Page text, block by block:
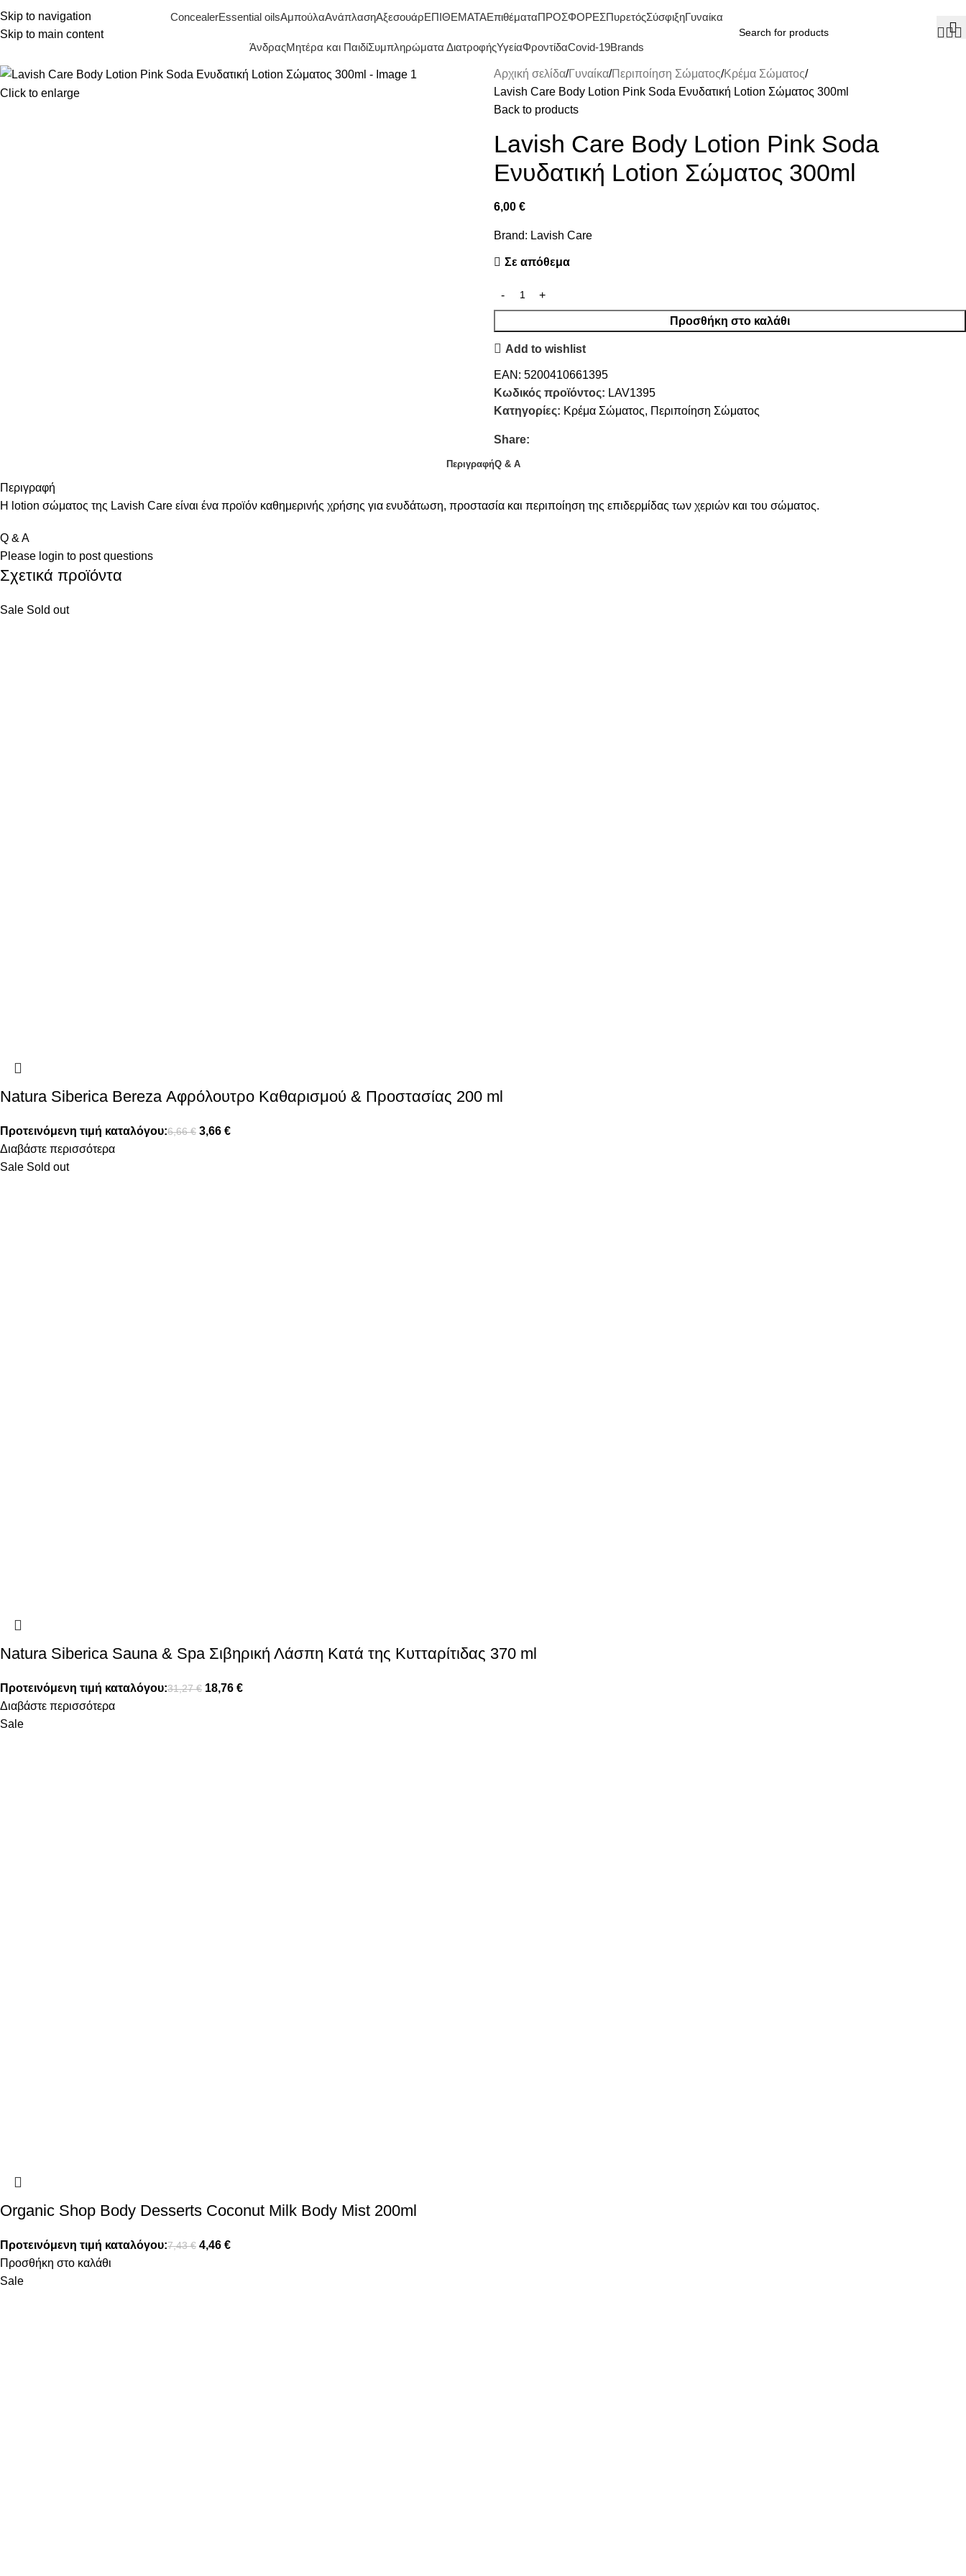
Skip to navigation
Skip to main content
ConcealerEssential oilsΑμπούλαΑνάπλασηΑξεσουάρΕΠΙΘΕΜΑΤΑΕπιθέματαΠΡΟΣΦΟΡΕΣΠυρετόςΣύσφιξηΓυναίκα
ΆνδραςΜητέρα και ΠαιδίΣυμπληρώματα ΔιατροφήςΥγείαΦροντίδαCovid-19Brands
Click to enlarge
Αρχική σελίδα Γυναίκα Περιποίηση Σώματος Κρέμα Σώματος
Lavish Care Body Lotion Pink Soda Ενυδατική Lotion Σώματος 300ml
Back to products
Lavish Care Body Lotion Pink Soda
Ενυδατική Lotion Σώματος 300ml
6,00 €
Brand: Lavish Care
Σε απόθεμα
Προσθήκη στο καλάθι
Add to wishlist
EAN: 5200410661395
Κωδικός προϊόντος: LAV1395
Κατηγορίες: Κρέμα Σώματος, Περιποίηση Σώματος
Share:
ΠεριγραφήQ & A
Περιγραφή
Η lotion σώματος της Lavish Care είναι ένα προϊόν καθημερινής χρήσης για ενυδάτωση, προστασία και περιποίηση της επιδερμίδας των χεριών και του σώματος.
Q & A
Please login to post questions
Σχετικά προϊόντα
Sale Sold out
Natura Siberica Bereza Αφρόλουτρο Καθαρισμού & Προστασίας 200 ml
Προτεινόμενη τιμή καταλόγου:6,66€ 3,66 €
Διαβάστε περισσότερα
Sale Sold out
Natura Siberica Sauna & Spa Σιβηρική Λάσπη Κατά της Κυτταρίτιδας 370 ml
Προτεινόμενη τιμή καταλόγου:31,27€ 18,76 €
Διαβάστε περισσότερα
Sale
Organic Shop Body Desserts Coconut Milk Body Mist 200ml
Προτεινόμενη τιμή καταλόγου:7,43€ 4,46 €
Προσθήκη στο καλάθι
Sale